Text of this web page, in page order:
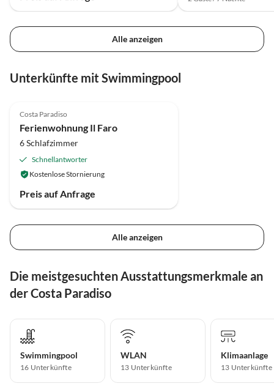
Alle anzeigen
Unterkünfte mit Swimmingpool
Costa Paradiso
Ferienwohnung Il Faro
6 Schlafzimmer
Schnellantworter
Kostenlose Stornierung
Preis auf Anfrage
Alle anzeigen
Die meistgesuchten Ausstattungsmerkmale an
der Costa Paradiso
Swimmingpool
16 Unterkünfte
WLAN
13 Unterkünfte
Klimaanlage
13 Unterkünfte